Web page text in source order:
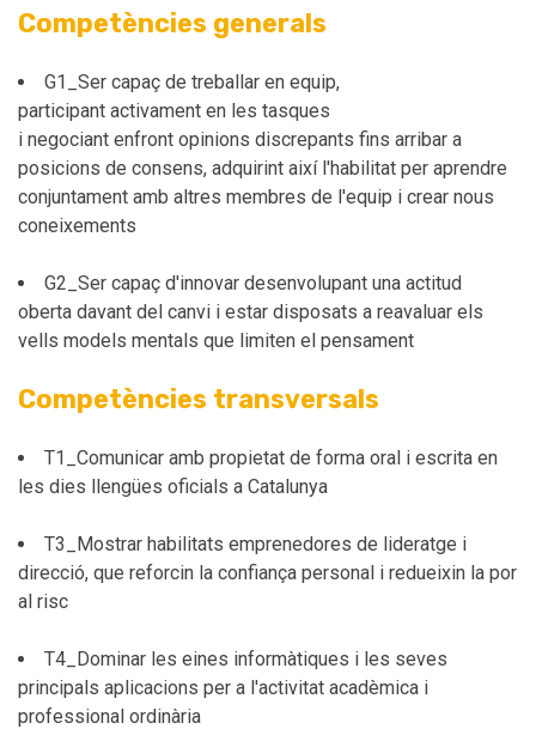
Competències generals
G1_Ser capaç de treballar en equip,
participant activament en les tasques
i negociant enfront opinions discrepants fins arribar a
posicions de consens, adquirint així l'habilitat per aprendre
conjuntament amb altres membres de l'equip i crear nous
coneixements
G2_Ser capaç d'innovar desenvolupant una actitud
oberta davant del canvi i estar disposats a reavaluar els
vells models mentals que limiten el pensament
Competències transversals
T1_Comunicar amb propietat de forma oral i escrita en
les dies llengües oficials a Catalunya
T3_Mostrar habilitats emprenedores de lideratge i
direcció, que reforcin la confiança personal i redueixin la por
al risc
T4_Dominar les eines informàtiques i les seves
principals aplicacions per a l'activitat acadèmica i
professional ordinària